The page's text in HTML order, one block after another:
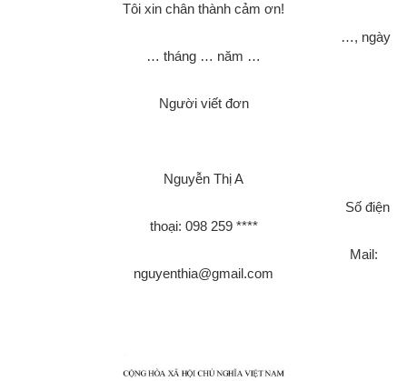
Tôi xin chân thành cảm ơn!
…, ngày
… tháng … năm …
Người viết đơn
Nguyễn Thị A
Số điện
thoại: 098 259 ****
Mail:
nguyenthia@gmail.com